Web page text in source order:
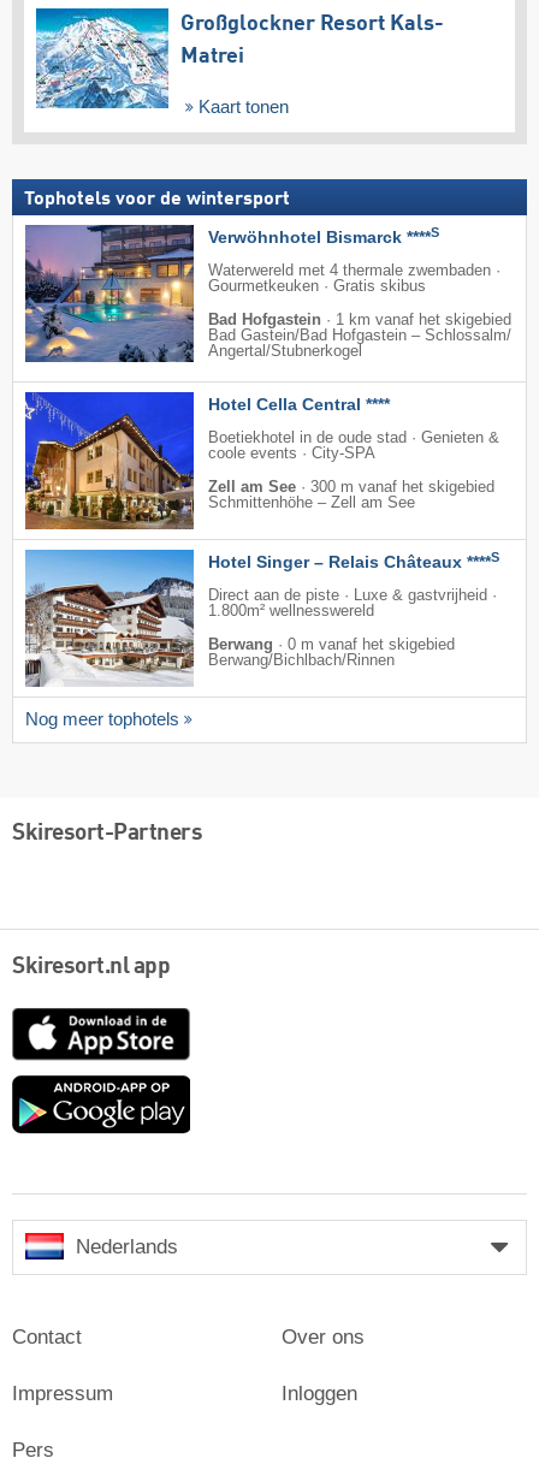
Großglockner Resort Kals-
Matrei
Kaart tonen
Tophotels voor de wintersport
Verwöhnhotel Bismarck ****S
Waterwereld met 4 thermale zwembaden ·
Gourmetkeuken · Gratis skibus
Bad Hofgastein · 1 km vanaf het skigebied
Bad Gastein/​Bad Hofgastein – Schlossalm/​
Angertal/​Stubnerkogel
Hotel Cella Central ****
Boetiekhotel in de oude stad · Genieten &
coole events · City-SPA
Zell am See · 300 m vanaf het skigebied
Schmittenhöhe – Zell am See
Hotel Singer – Relais Châteaux ****S
Direct aan de piste · Luxe & gastvrijheid ·
1.800m² wellnesswereld
Berwang · 0 m vanaf het skigebied
Berwang/​Bichlbach/​Rinnen
Nog meer tophotels
Skiresort-Partners
Skiresort.nl app
App
Google
Nederlands
Contact
Impressum
Pers
Over ons
Inloggen